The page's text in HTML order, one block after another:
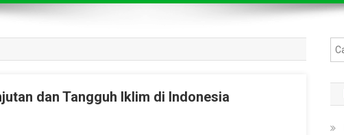
dan Tangguh Iklim di Indonesia